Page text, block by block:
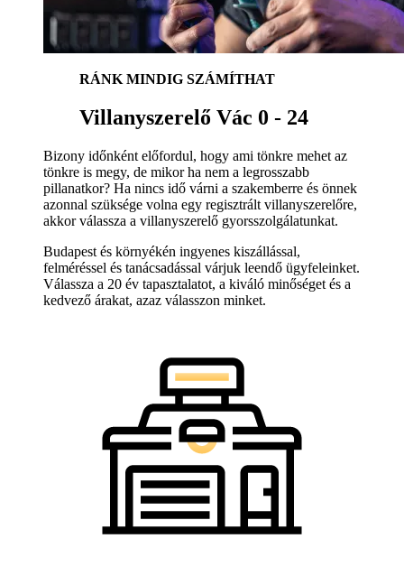
RÁNK MINDIG SZÁMÍTHAT
Villanyszerelő Vác 0 - 24
Bizony időnként előfordul, hogy ami tönkre mehet az
tönkre is megy, de mikor ha nem a legrosszabb
pillanatkor? Ha nincs idő várni a szakemberre és önnek
azonnal szüksége volna egy regisztrált villanyszerelőre,
akkor válassza a villanyszerelő gyorsszolgálatunkat.
Budapest és környékén ingyenes kiszállással,
felméréssel és tanácsadással várjuk leendő ügyfeleinket.
Válassza a 20 év tapasztalatot, a kiváló minőséget és a
kedvező árakat, azaz válasszon minket.